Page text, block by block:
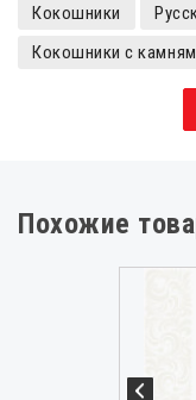
Кокошники
Кокошники с
Кокошники детские
Похожие